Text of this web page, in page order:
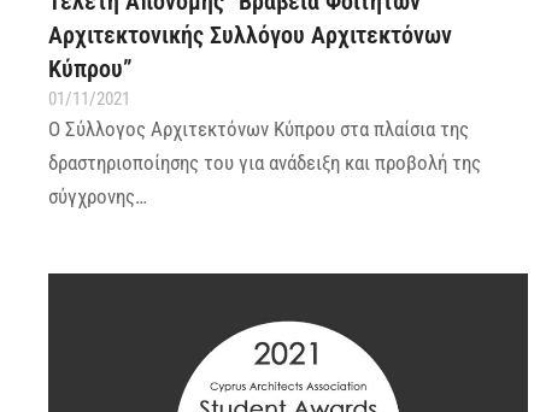
Αρχιτεκτονικής Συλλόγου Αρχιτεκτόνων
Κύπρου”
01/11/2021
Ο Σύλλογος Αρχιτεκτόνων Κύπρου στα πλαίσια της
δραστηριοποίησης του για ανάδειξη και προβολή της
σύγχρονης…